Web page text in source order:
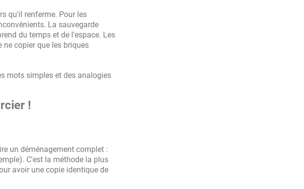
qu'il renferme. Pour les
La sauvegarde
du temps et de l'espace. Les
copier que les briques
mots simples et des analogies
!
un déménagement complet :
C'est la méthode la plus
avoir une copie identique de